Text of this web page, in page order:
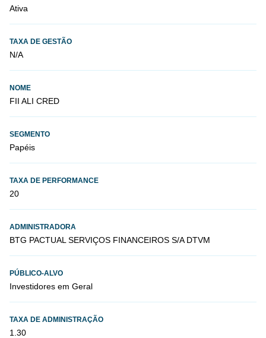
Ativa
TAXA DE GESTÃO
N/A
NOME
FII ALI CRED
SEGMENTO
Papéis
TAXA DE PERFORMANCE
20
ADMINISTRADORA
BTG PACTUAL SERVIÇOS FINANCEIROS S/A DTVM
PÚBLICO-ALVO
Investidores em Geral
TAXA DE ADMINISTRAÇÃO
1.30